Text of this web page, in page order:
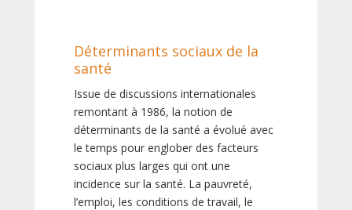
Déterminants sociaux de la
santé
Issue de discussions internationales
remontant à 1986, la notion de
déterminants de la santé a évolué avec
le temps pour englober des facteurs
sociaux plus larges qui ont une
incidence sur la santé. La pauvreté,
l’emploi, les conditions de travail, le